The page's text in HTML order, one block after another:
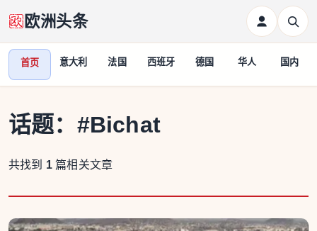
欧洲头条
首页 意大利 法国 西班牙 德国 华人 国内
话题： #Bichat
共找到 1 篇相关文章